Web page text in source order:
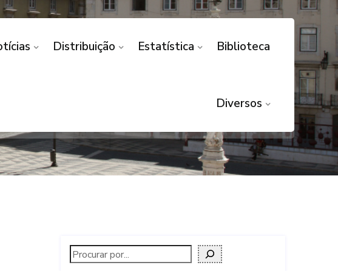
Distribuição Estatística Biblioteca
Diversos